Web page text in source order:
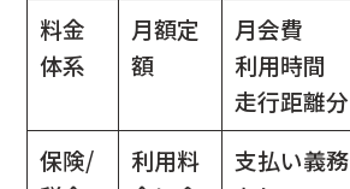
料金
体系
月額定
額
月会費
利用時間
走行距離分
保険/
利用料
支払い義務